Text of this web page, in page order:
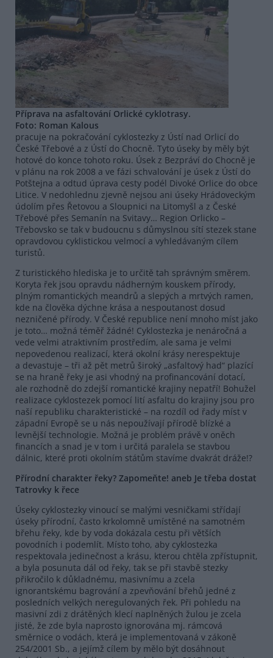
Příprava na asfaltování Orlické cyklotrasy.
Foto: Roman Kalous
pracuje na pokračování cyklostezky z Ústí nad Orlicí do
České Třebové a z Ústí do Chocně. Tyto úseky by měly být
hotové do konce tohoto roku. Úsek z Bezpráví do Chocně je
v plánu na rok 2008 a ve fázi schvalování je úsek z Ústí do
Potštejna a odtud úprava cesty podél Divoké Orlice do obce
Litice. V nedohlednu zjevně nejsou ani úseky Hrádoveckým
údolím přes Řetovou a Sloupnici na Litomyšl a z České
Třebové přes Semanín na Svitavy… Region Orlicko –
Třebovsko se tak v budoucnu s důmyslnou sítí stezek stane
opravdovou cyklistickou velmocí a vyhledávaným cílem
turistů.
Z turistického hlediska je to určitě tah správným směrem.
Koryta řek jsou opravdu nádherným kouskem přírody,
plným romantických meandrů a slepých a mrtvých ramen,
kde na člověka dýchne krása a nespoutanost dosud
nezničené přírody. V České republice není mnoho míst jako
je toto… možná téměř žádné! Cyklostezka je nenáročná a
vede velmi atraktivním prostředím, ale sama je velmi
nepovedenou realizací, která okolní krásy nerespektuje
a devastuje – tři až pět metrů široký „asfaltový had“ plazící
se na hraně řeky je asi vhodný na profinancování dotací,
ale rozhodně do zdejší romantické krajiny nepatří! Bohužel
realizace cyklostezek pomocí lití asfaltu do krajiny jsou pro
naší republiku charakteristické – na rozdíl od řady míst v
západní Evropě se u nás nepoužívají přírodě blízké a
levnější technologie. Možná je problém právě v oněch
financích a snad je v tom i určitá paralela se stavbou
dálnic, které proti okolním státům stavíme dvakrát dráže!?
Přírodní charakter řeky? Zapomeňte! aneb Je třeba dostat
Tatrovky k řece
Úseky cyklostezky vinoucí se malými vesničkami střídají
úseky přírodní, často krkolomně umístěné na samotném
břehu řeky, kde by voda dokázala cestu při větších
povodních i podemlít. Místo toho, aby cyklostezka
respektovala jedinečnost a krásu, kterou chtěla zpřístupnit,
a byla posunuta dál od řeky, tak se při stavbě stezky
přikročilo k důkladnému, masivnímu a zcela
ignorantskému bagrování a zpevňování břehů jedné z
posledních velkých neregulovaných řek. Při pohledu na
masivní zdi z drátěných klecí naplněných žulou je zcela
jisté, že zde byla naprosto ignorována mj. rámcová
směrnice o vodách, která je implementovaná v zákoně
254/2001 Sb., a jejímž cílem by mělo být dosáhnout